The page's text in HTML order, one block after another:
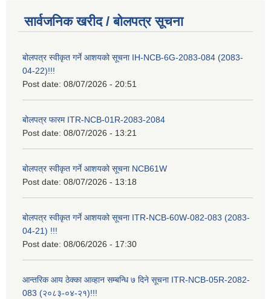
सार्वजनिक खरीद / बोलपत्र सूचना
बोलपत्र स्वीकृत गर्ने आशयको सूचना IH-NCB-6G-2083-084 (2083-
04-22)!!!
Post date: 08/07/2026 - 20:51
बोलपत्र फारम ITR-NCB-01R-2083-2084
Post date: 08/07/2026 - 13:21
बोलपत्र स्वीकृत गर्ने आशयको सूचना NCB61W
Post date: 08/07/2026 - 13:18
बोलपत्र स्वीकृत गर्ने आशयको सूचना ITR-NCB-60W-082-083 (2083-
04-21) !!!
Post date: 08/06/2026 - 17:30
आन्तरिक आय ठेक्का आव्हान सम्बन्धि ७ दिने सूचना ITR-NCB-05R-2082-
083 (२०८३-०४-२१)!!!